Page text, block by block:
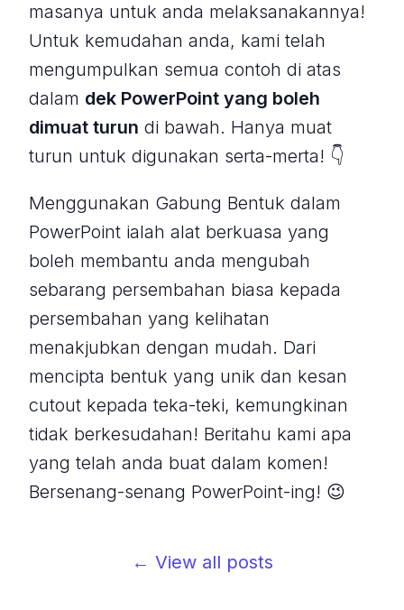
masanya untuk anda melaksanakannya!
Untuk kemudahan anda, kami telah
mengumpulkan semua contoh di atas
dalam dek PowerPoint yang boleh
dimuat turun di bawah. Hanya muat
turun untuk digunakan serta-merta! 👇
Menggunakan Gabung Bentuk dalam
PowerPoint ialah alat berkuasa yang
boleh membantu anda mengubah
sebarang persembahan biasa kepada
persembahan yang kelihatan
menakjubkan dengan mudah. Dari
mencipta bentuk yang unik dan kesan
cutout kepada teka-teki, kemungkinan
tidak berkesudahan! Beritahu kami apa
yang telah anda buat dalam komen!
Bersenang-senang PowerPoint-ing! 😉
← View all posts